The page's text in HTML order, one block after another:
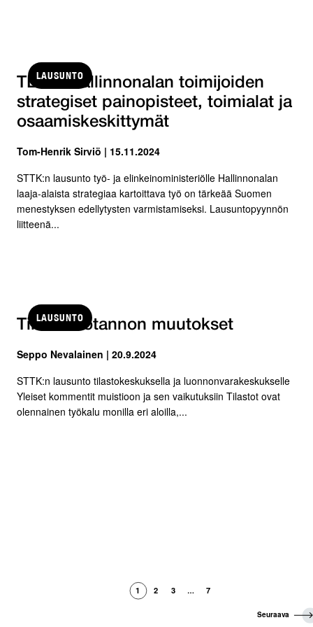
LAUSUNTO
TEM:n hallinnonalan toimijoiden
strategiset painopisteet, toimialat ja
osaamiskeskittymät
Tom-Henrik Sirviö | 15.11.2024
STTK:n lausunto työ- ja elinkeinoministeriölle Hallinnonalan
laaja-alaista strategiaa kartoittava työ on tärkeää Suomen
menestyksen edellytysten varmistamiseksi. Lausuntopyynnön
liitteenä...
LAUSUNTO
Tilastotuotannon muutokset
Seppo Nevalainen | 20.9.2024
STTK:n lausunto tilastokeskuksella ja luonnonvarakeskukselle
Yleiset kommentit muistioon ja sen vaikutuksiin Tilastot ovat
olennainen työkalu monilla eri aloilla,...
1 2 3 … 7
S
Seuraava